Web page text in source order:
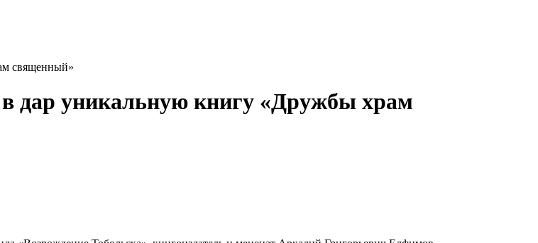
священный»
дар уникальную книгу «Дружбы храм